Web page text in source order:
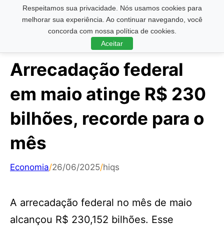
Respeitamos sua privacidade. Nós usamos cookies para
melhorar sua experiência. Ao continuar navegando, você
concorda com nossa política de cookies.
Aceitar
Pesquisar ...
Arrecadação federal
em maio atinge R$ 230
bilhões, recorde para o
mês
Economia/26/06/2025/hiqs
A arrecadação federal no mês de maio
alcançou R$ 230,152 bilhões. Esse